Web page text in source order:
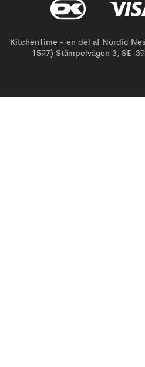
KitchenTime - en del af Nordic
1597) Stämpelvägen 3, SE-